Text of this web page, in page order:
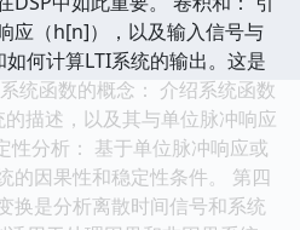
应（h[n]），以及输入信号与
何计算LTI系统的输出。这是
统函数的概念： 介绍系统函数
描述，以及其与单位脉冲响应
性分析： 基于单位脉冲响应或
的因果性和稳定性条件。 第四
换是分析离散时间信号和系统